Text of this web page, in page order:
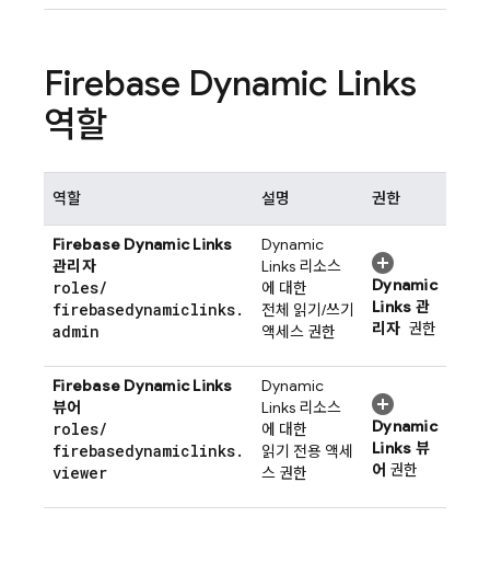
Firebase Dynamic Links
역할
역할 설명 권한
Firebase Dynamic Links
관리자
roles/
firebasedynamiclinks.
admin
Dynamic
Links 리소스
에 대한
전체 읽기/쓰기
액세스 권한
Dynamic
Links 관
리자 권한
Firebase Dynamic Links
뷰어
roles/
firebasedynamiclinks.
viewer
Dynamic
Links 리소스
에 대한
읽기 전용 액세
스 권한
Dynamic
Links 뷰
어 권한